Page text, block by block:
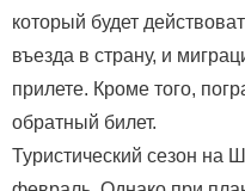
который будет
въезда в страну, и
прилете. Кроме того,
обратный билет.
Туристический сезон на